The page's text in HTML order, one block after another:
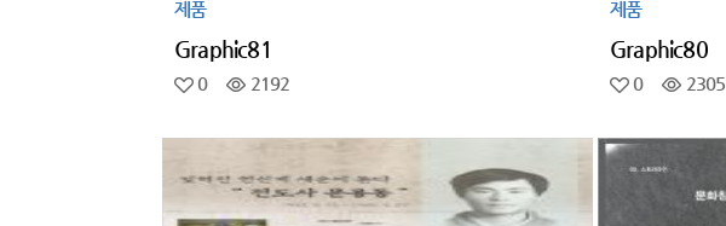
제품
Graphic81
0 2192
제품
Graphic80
0 2305